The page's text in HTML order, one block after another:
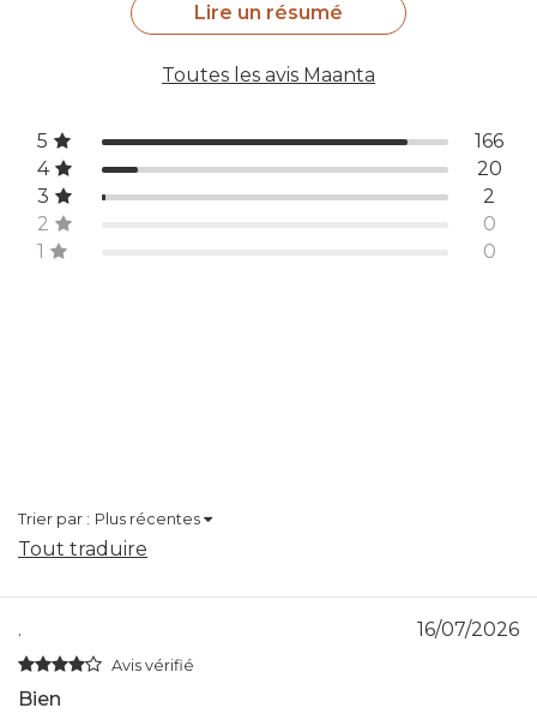
Lire un résumé
Toutes les avis Maanta
5
166
4
20
3
2
2
0
1
0
Trier par : Plus récentes
Tout traduire
. 16/07/2026
Avis vérifié
Bien